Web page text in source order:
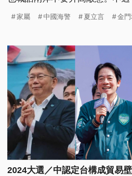
法，派出導彈護衛艦改裝的「洞
明顯。
家屬 中國海警 夏立言 金
2024大選／中認定台構成貿易